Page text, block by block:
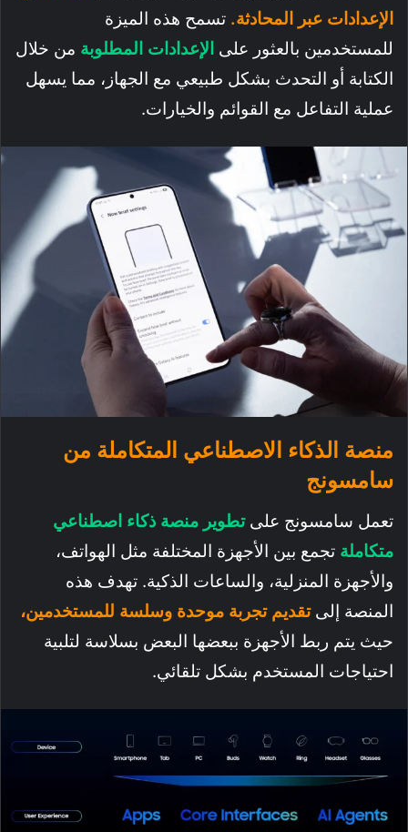
الإعدادات عبر المحادثة. تسمح هذه الميزة
للمستخدمين بالعثور على الإعدادات المطلوبة من خلال
الكتابة أو التحدث بشكل طبيعي مع الجهاز، مما يسهل
عملية التفاعل مع القوائم والخيارات.
منصة الذكاء الاصطناعي المتكاملة من
سامسونج
تعمل سامسونج علىتطوير منصة ذكاء اصطناعي
متكاملة تجمع بين الأجهزة المختلفة مثل الهواتف،
والأجهزة المنزلية، والساعات الذكية. تهدف هذه
المنصة إلىتقديم تجربة موحدة وسلسة للمستخدمين،
حيث يتم ربط الأجهزة ببعضها البعض بسلاسة لتلبية
احتياجات المستخدم بشكل تلقائي.